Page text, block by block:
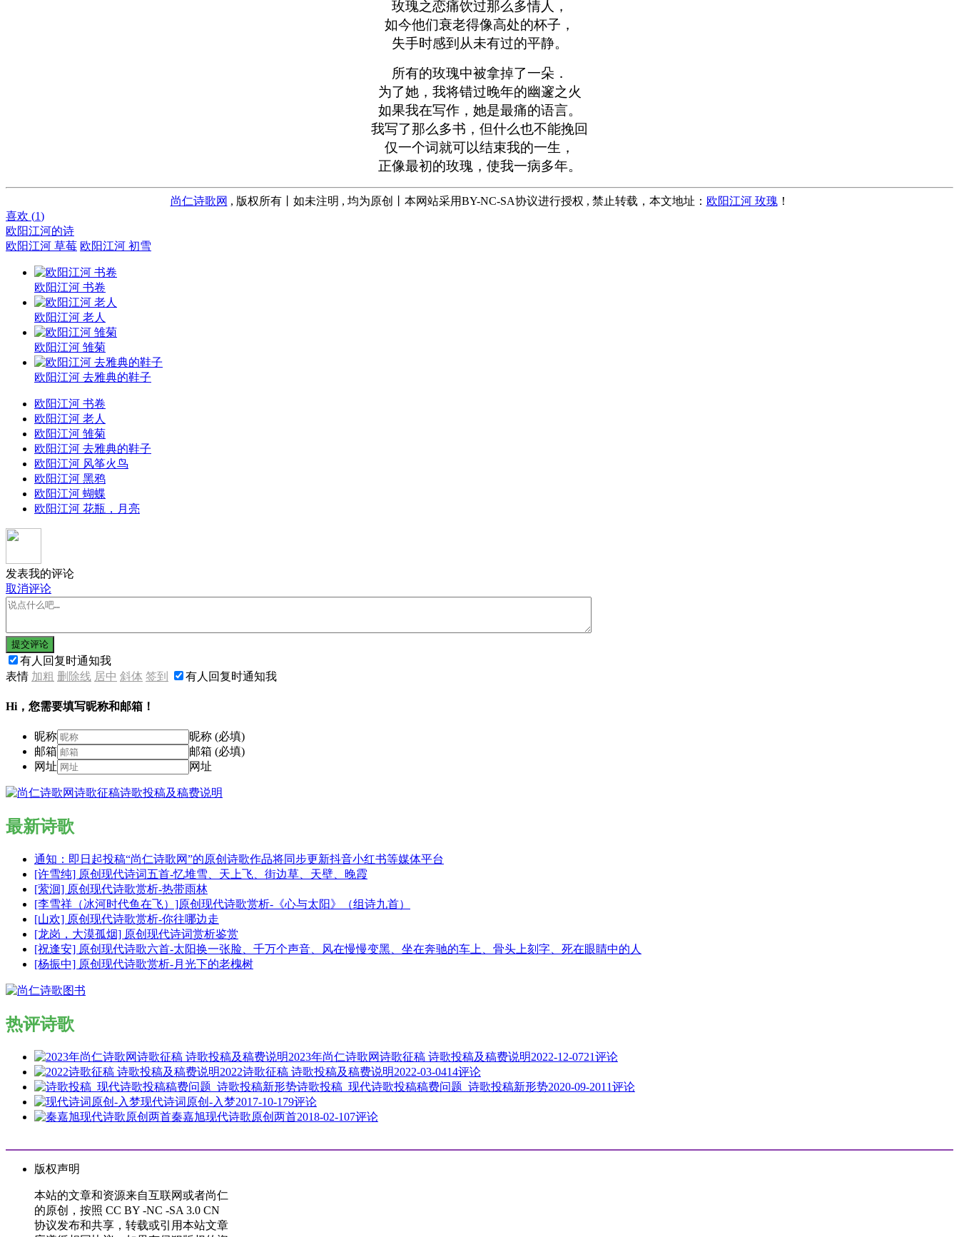
玫瑰之恋痛饮过那么多情人，
如今他们衰老得像高处的杯子，
失手时感到从未有过的平静。
所有的玫瑰中被拿掉了一朵．
为了她，我将错过晚年的幽邃之火
如果我在写作，她是最痛的语言。
我写了那么多书，但什么也不能挽回
仅一个词就可以结束我的一生，
正像最初的玫瑰，使我一病多年。
尚仁诗歌网 , 版权所有丨如未注明 , 均为原创丨本网站采用BY-NC-SA协议进行授权 , 禁止转载，本文地址： 欧阳江河 玫瑰！
喜欢 (1)
欧阳江河的诗
欧阳江河 草莓 欧阳江河 初雪
欧阳江河 书卷
欧阳江河 老人
欧阳江河 雏菊
欧阳江河 去雅典的鞋子
欧阳江河 书卷
欧阳江河 老人
欧阳江河 雏菊
欧阳江河 去雅典的鞋子
欧阳江河 风筝火鸟
欧阳江河 黑鸦
欧阳江河 蝴蝶
欧阳江河 花瓶，月亮
发表我的评论
取消评论
提交评论
有人回复时通知我
表情 加粗 删除线 居中 斜体 签到 有人回复时通知我
Hi，您需要填写昵称和邮箱！
昵称
昵称 (必填)
邮箱
邮箱 (必填)
网址
网址
最新诗歌
通知：即日起投稿“尚仁诗歌网”的原创诗歌作品将同步更新抖音小红书等媒体平台
[许雪纯] 原创现代诗词五首-忆堆雪、天上飞、街边草、天壁、晚霞
[萦洄] 原创现代诗歌赏析-热带雨林
[李雪祥（冰河时代鱼在飞）]原创现代诗歌赏析-《心与太阳》（组诗九首）
[山欢] 原创现代诗歌赏析-你往哪边走
[龙岗，大漠孤烟] 原创现代诗词赏析鉴赏
[祝逢安] 原创现代诗歌六首-太阳换一张脸、千万个声音、风在慢慢变黑、坐在奔驰的车上、骨头上刻字、死在眼睛中的人
[杨振中] 原创现代诗歌赏析-月光下的老槐树
热评诗歌
2023年尚仁诗歌网诗歌征稿 诗歌投稿及稿费说明2022-12-0721评论
2022诗歌征稿 诗歌投稿及稿费说明2022-03-0414评论
诗歌投稿_现代诗歌投稿稿费问题_诗歌投稿新形势2020-09-2011评论
现代诗词原创-入梦2017-10-179评论
秦嘉旭现代诗歌原创两首2018-02-107评论
版权声明
本站的文章和资源来自互联网或者尚仁
的原创，按照 CC BY -NC -SA 3.0 CN
协议发布和共享，转载或引用本站文章